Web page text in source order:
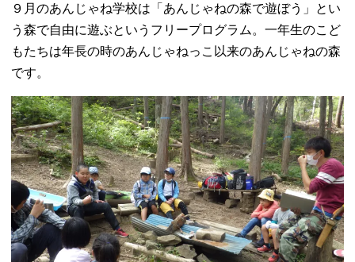
９月のあんじゃね学校は「あんじゃねの森で遊ぼう」とい
う森で自由に遊ぶというフリープログラム。一年生のこど
もたちは年長の時のあんじゃねっこ以来のあんじゃねの森
です。